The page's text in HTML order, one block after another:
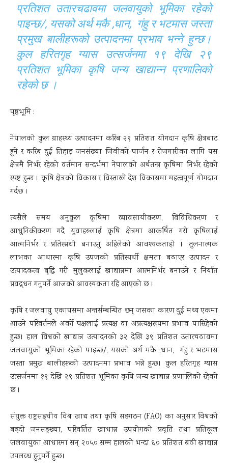
प्रतिशत उतारचढावमा जलवायुको भूमिका रहेको
पाइन्छ/, यसको अर्थ मकै ,धान, गंहु र भटमास जस्ता
प्रमुख बालीहरूको उत्पादनमा प्रभाव भन्ने हुन्छ।
कुल हरितगृह ग्यास उत्सर्जनमा १९ देखि २९
प्रतिशत भूमिका कृषि जन्य खाद्यान्न प्रणालिको
रहेको छ ।
पृष्ठभूमि :
नेपालको कुल ग्राहस्थ्य उत्पादनमा करिब २९ प्रतिशत योगदान कृषि क्षेत्रबाट
हुने र करिब दुई तिहाइ जनसंख्या जिवीको पार्जन र रोजगारीका लागि यस
क्षेत्रमै निर्भर रहेको वर्तमान सन्दर्भमा नेपालको अर्थतन्त्र कृषिमा निर्भर रहेको
स्पष्ट हुन्छ । कृषि क्षेत्रको विकास र विस्तारले देश विकासमा महत्वपूर्ण योगदान
गर्दछ ।
त्यसैले समय अनुकुल कृषिमा व्यावसायीकरण, विविधिकरण र
आधुनिकीकरण गदै युवाहरुलाई कृषि क्षेत्रमा आकर्षित गरी कृषिलाई
आत्मनिर्भर र प्रतिस्प्रधी बनाउनु अहिलेको आवश्यकताहो । तुलनात्मक
लाभका आधारमा कृषि उपजको प्रतिस्पर्धी क्षमता बढाएर उत्पादन र
उत्पादकत्व बृद्धि गरी मुलुकलाई खाद्यान्नमा आत्मनिर्भर बनाउने र निर्यात
प्रवद्र्धन गनुपर्ने आजको आवस्यकता रहि आएको छ ।
कृषि र जलवायु एकापसमा अन्तर्सम्बन्धित छन् जसका कारण दुई मध्य एकमा
आउने परिवर्तनले अर्को पक्षलाई प्रत्यक्ष वा अप्रत्यक्षरूपमा प्रभाव पारिरहेको
हुन्छ। हाल विश्वको खाद्यान्न उत्पादनको ३२ देखि ३९ प्रतिशत उतारचढावमा
जलवायुको भूमिका रहेको पाइन्छ/, यसको अर्थ मकै ,धान, गंहु र भटमास
जस्ता प्रमुख बालीहरूको उत्पादनमा प्रभाव भन्ने हुन्छ। कुल हरितगृह ग्यास
उत्सर्जनमा १९ देखि २९ प्रतिशत भूमिका कृषि जन्य खाद्यान्न प्रणालिको रहेको
छ ।
संयुक्त राष्ट्रसङ्घीय विश्व खाद्य तथा कृषि सङगठन (FAO) का अनुसार विश्वको
बढ्दो जनसङ्ख्या, परिवर्तित खाधान्न उपयोगको प्रवृत्ति तथा प्रतिकूल
जलवायुका आधारमा सन् २०५० सम्म हालको भन्दा ६० प्रतिशत बढी खाद्यान्न
उपलव्ध हुनुपर्ने हुन्छ।